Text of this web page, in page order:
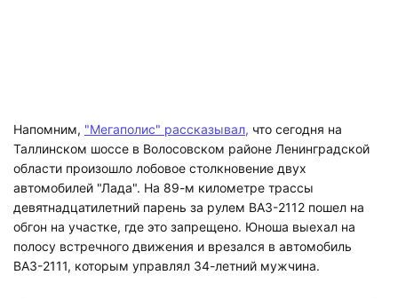
Напомним, "Мегаполис" рассказывал, что сегодня на
Таллинском шоссе в Волосовском районе Ленинградской
области произошло лобовое столкновение двух
автомобилей "Лада". На 89-м километре трассы
девятнадцатилетний парень за рулем ВАЗ-2112 пошел на
обгон на участке, где это запрещено. Юноша выехал на
полосу встречного движения и врезался в автомобиль
ВАЗ-2111, которым управлял 34-летний мужчина.